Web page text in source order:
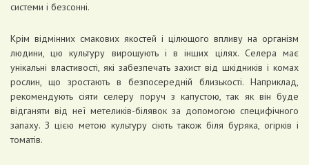
системи і безсонні.
Крім відмінних смакових якостей і цілющого впливу на організм
людини, цю культуру вирощують і в інших цілях. Селера має
унікальні властивості, які забезпечать захист від шкідників і комах
рослин, що зростають в безпосередній близькості. Наприклад,
рекомендують сіяти селеру поруч з капустою, так як він буде
відганяти від неї метеликів-білявок за допомогою специфічного
запаху. З цією метою культуру сіють також біля буряка, огірків і
томатів.